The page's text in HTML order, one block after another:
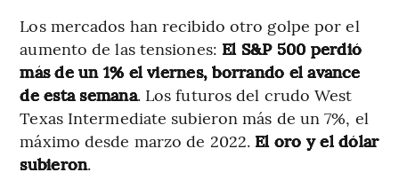
Los mercados han recibido otro golpe por el
aumento de las tensiones: El S&P 500 perdió
más de un 1% el viernes, borrando el avance
de esta semana. Los futuros del crudo West
Texas Intermediate subieron más de un 7%, el
máximo desde marzo de 2022. El oro y el dólar
subieron.